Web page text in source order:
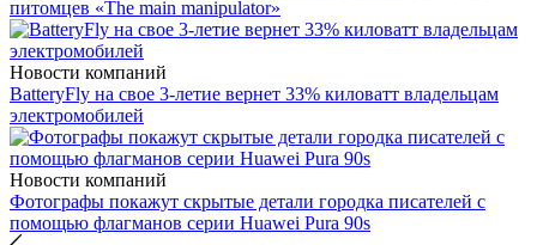
питомцев «The main manipulator»
Новости компаний
BatteryFly на свое 3-летие вернет 33% киловатт владельцам
электромобилей
Новости компаний
Фотографы покажут скрытые детали городка писателей с
помощью флагманов серии Huawei Pura 90s